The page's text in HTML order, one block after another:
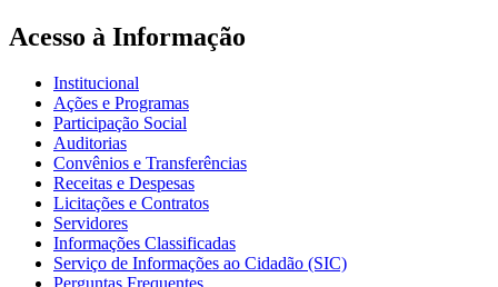
Acesso à Informação
Institucional
Ações e Programas
Participação Social
Auditorias
Convênios e Transferências
Receitas e Despesas
Licitações e Contratos
Servidores
Informações Classificadas
Serviço de Informações ao Cidadão (SIC)